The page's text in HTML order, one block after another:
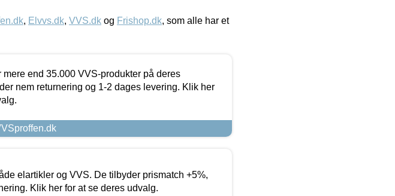
, Elvvs.dk, VVS.dk og Frishop.dk, som alle har et
mere end 35.000 VVS-produkter på deres
nem returnering og 1-2 dages levering. Klik her
elartikler og VVS. De tilbyder prismatch +5%,
Klik her for at se deres udvalg.